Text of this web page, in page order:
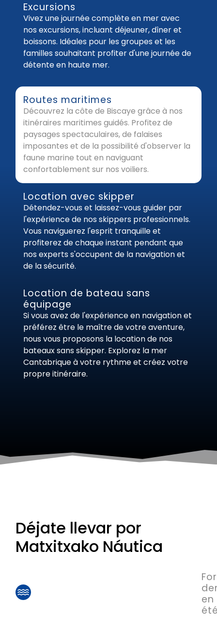
Excursions
Vivez une journée complète en mer avec
nos excursions, incluant déjeuner, dîner et
boissons. Idéales pour les groupes et les
familles souhaitant profiter d'une journée de
détente en haute mer.
Routes maritimes
Découvrez la côte de Biscaye grâce à nos
itinéraires maritimes guidés. Profitez de
paysages spectaculaires, de falaises
imposantes et de la possibilité d'observer la
faune marine tout en naviguant
confortablement sur nos voiliers.
Location avec skipper
Détendez-vous et laissez-vous guider par
l'expérience de nos skippers professionnels.
Vous naviguerez l'esprit tranquille et
profiterez de chaque instant pendant que
nos experts s'occupent de la navigation et
de la sécurité.
Location de bateau sans
équipage
Si vous avez de l'expérience en navigation et
préférez être le maître de votre aventure,
nous vous proposons la location de nos
bateaux sans skipper. Explorez la mer
Cantabrique à votre rythme et créez votre
propre itinéraire.
Déjate llevar por
Matxitxako Náutica
en